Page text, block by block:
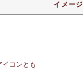
イメージ
コンとも